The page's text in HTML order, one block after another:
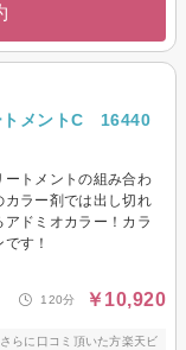
トメントC 16440
ートメントの組み合わ
ラー剤では出し切れ
ドミオカラー！カラ
す！
120分 ￥10,920
らに口コミ頂いた方楽天ビ